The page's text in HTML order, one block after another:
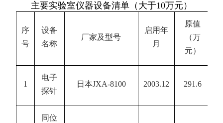
主要实验室仪器设备清单（大于10万元）
序
号
设备
名称
厂家及型号
启用年
月
原值
（万
元）
1
电子
探针
日本JXA-8100 2003.12 291.6
同位